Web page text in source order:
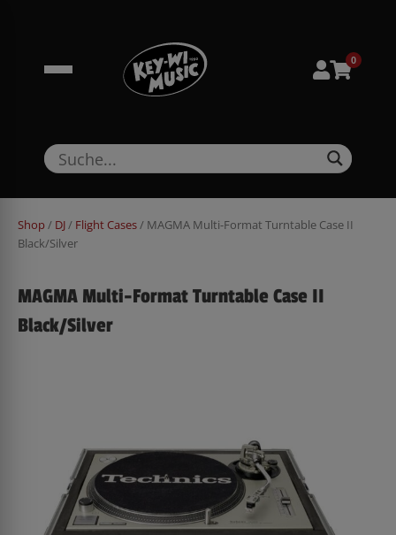
0
Shop/ DJ/ Flight Cases/ MAGMA Multi-Format Turntable Case II
Black/Silver
MAGMA Multi-Format Turntable Case II
Black/Silver